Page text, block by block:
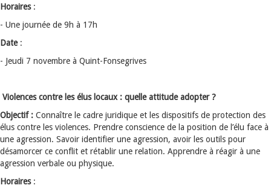
Horaires:
- Une journée de 9h à 17h
Date:
- Jeudi 7 novembre à Quint-Fonsegrives
Violences contre les élus locaux : quelle attitude adopter ?
Objectif : Connaître le cadre juridique et les dispositifs de protection des
élus contre les violences. Prendre conscience de la position de l’élu face à
une agression. Savoir identifier une agression, avoir les outils pour
désamorcer ce conflit et rétablir une relation. Apprendre à réagir à une
agression verbale ou physique.
Horaires: